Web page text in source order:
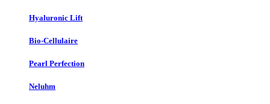
Hyaluronic Lift
Bio-Cellulaire
Pearl Perfection
Neluhm